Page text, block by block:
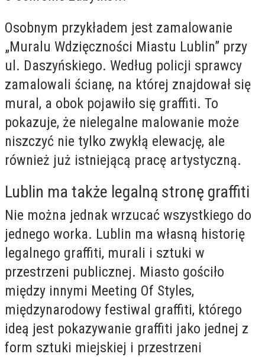
Osobnym przykładem jest zamalowanie
„Muralu Wdzięczności Miastu Lublin” przy
ul. Daszyńskiego. Według policji sprawcy
zamalowali ścianę, na której znajdował się
mural, a obok pojawiło się graffiti. To
pokazuje, że nielegalne malowanie może
niszczyć nie tylko zwykłą elewację, ale
również już istniejącą pracę artystyczną.
Lublin ma także legalną stronę graffiti
Nie można jednak wrzucać wszystkiego do
jednego worka. Lublin ma własną historię
legalnego graffiti, murali i sztuki w
przestrzeni publicznej. Miasto gościło
między innymi Meeting Of Styles,
międzynarodowy festiwal graffiti, którego
ideą jest pokazywanie graffiti jako jednej z
form sztuki miejskiej i przestrzeni